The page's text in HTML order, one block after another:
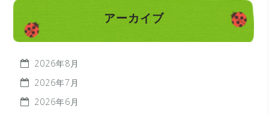
アーカイブ
2026年8月
2026年7月
2026年6月